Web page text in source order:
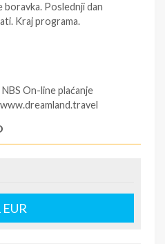
boravka. Poslednji dan
Kraj programa.
On-line plaćanje
putno zdravstveno
EUR